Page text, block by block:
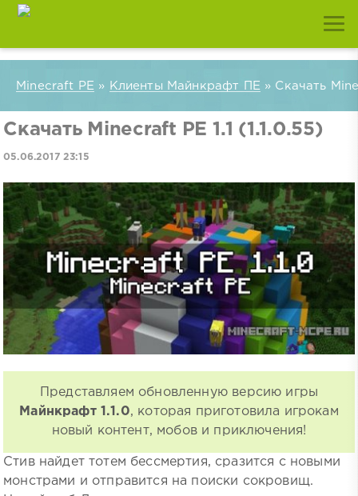
Minecraft PE » Клиенты Майнкрафт ПЕ » Скачать
Скачать Minecraft PE 1.1 (1.1.0.55)
05.06.2017 23:15
Представляем обновленную версию игры
Майнкрафт 1.1.0, которая приготовила игрокам
новый контент, мобов и приключения!
Стив найдет тотем бессмертия, сразится с новыми
монстрами и отправится на поиски сокровищ.